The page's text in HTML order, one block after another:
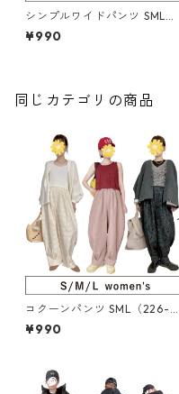
シンプルワイドパンツ SML（2
19-057-5）
¥990
同じカテゴリの商品
コクーンパンツ SML（226-08
6-5）
¥990